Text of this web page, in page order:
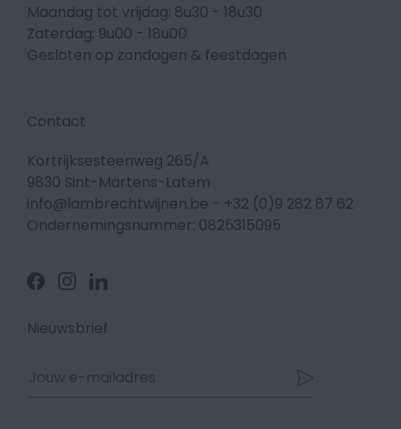
Maandag tot vrijdag: 8u30 - 18u30
Zaterdag: 9u00 - 18u00
Gesloten op zondagen & feestdagen
Contact
Kortrijksesteenweg 265/A
9830 Sint-Martens-Latem
info@lambrechtwijnen.be - +32 (0)9 282 87 62
Ondernemingsnummer: 0825315095
Volg
ons
Facebook
Volg
ons
Instagram
Volg
ons
Linkedin
Nieuwsbrief